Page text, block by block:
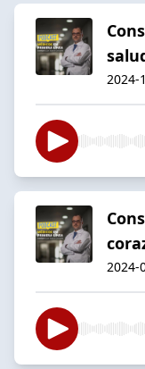
2024-
2024-